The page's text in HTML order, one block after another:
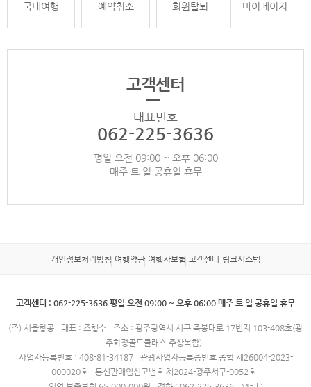
국내여행 예약취소 회원탈퇴 마이페이지
고객센터
대표번호
062-225-3636
평일 오전 09:00 ~ 오후 06:00
매주 토 일 공휴일 휴무
개인정보처리방침 여행약관 여행자보험 고객센터 링크시스템
고객센터 : 062-225-3636 평일 오전 09:00 ~ 오후 06:00 매주 토 일 공휴일 휴무
(주) 서울항공 대표 : 조행수
주소 : 광주광역시 서구 죽봉대로 17번지 103-408호(광
주화정골드클래스 주상복합)
사업자등록번호 : 408-81-34187
관광사업자등록증번호 종합 제26004-2023-
000020호
통신판매업신고번호 제2024-광주서구-0052호